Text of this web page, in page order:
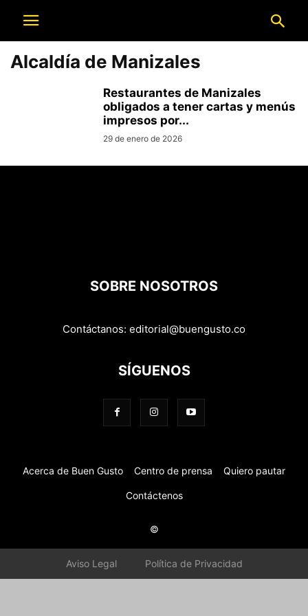
Alcaldía de Manizales
Restaurantes de Manizales
obligados a tener cartas y menús
impresos por...
29 de enero de 2026
SOBRE NOSOTROS
Contáctanos: editorial@buengusto.co
SÍGUENOS
Acerca de Buen Gusto Centro de prensa Quiero pautar
Contáctenos
©
Aviso Legal Política de Privacidad